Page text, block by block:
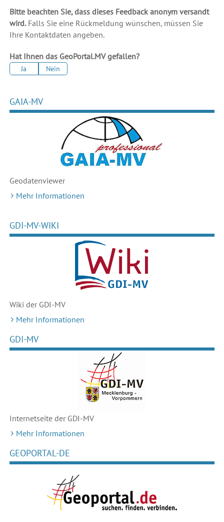
Bitte beachten Sie, dass dieses Feedback anonym versandt
wird.Falls Sie eine Rückmeldung wünschen, müssen Sie
Ihre Kontaktdaten angeben.
Hat Ihnen das GeoPortal.MV gefallen?
Ja Nein
GAIA-MV
Geodatenviewer
Mehr Informationen
GDI-MV-WIKI
Wiki der GDI-MV
Mehr Informationen
GDI-MV
Internetseite der GDI-MV
Mehr Informationen
GEOPORTAL-DE